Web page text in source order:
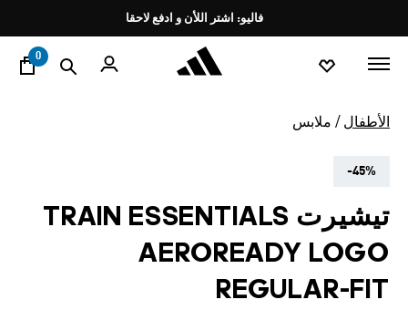
Pause
promotion
rotation
0
الأطفال ملابس
-45%
تيشيرت TRAIN ESSENTIALS
AEROREADY LOGO
REGULAR-FIT